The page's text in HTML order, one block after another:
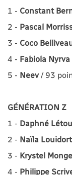
1 - Constant
2 - Pascal
3 - Coco
4 - Fabiola
5 - Neev / 93
GÉNÉRATION Z
1 - Daphné
2 - Naïla Louidort
3 - Krystel
4 - Philippe